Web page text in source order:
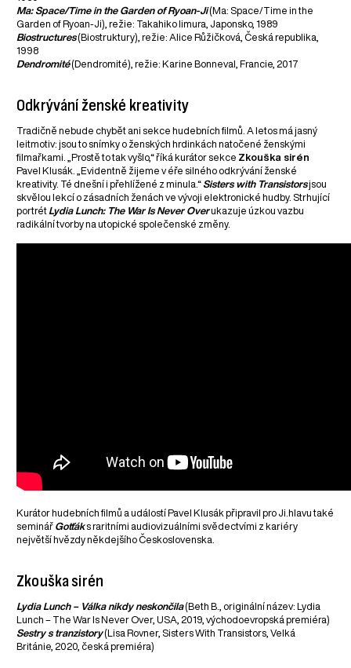
Ma: Space/Time in the Garden of Ryoan-Ji(Ma: Space/Time in the
Garden of Ryoan-Ji), režie: Takahiko Iimura, Japonsko, 1989
Biostructures(Biostruktury), režie: Alice Růžičková, Česká republika,
1998
Dendromité(Dendromité), režie: Karine Bonneval, Francie, 2017
Odkrývání ženské kreativity
Tradičně nebude chybět ani sekce hudebních filmů. A letos má jasný
leitmotiv: jsou to snímky o ženských hrdinkách natočené ženskými
filmařkami. „Prostě to tak vyšlo,“ říká kurátor sekce Zkouška sirén
Pavel Klusák. „Evidentně žijeme v éře silného odkrývání ženské
kreativity. Té dnešní i přehlížené z minula.“ Sisters with Transistorsjsou
skvělou lekcí o zásadních ženách ve vývoji elektronické hudby. Strhující
portrét Lydia Lunch: The War Is Never Overukazuje úzkou vazbu
radikální tvorby na utopické společenské změny.
Kurátor hudebních filmů a událostí Pavel Klusák připravil pro Ji.hlavu také
seminář Gotťáks raritními audiovizuálními svědectvími z kariéry
největší hvězdy někdejšího Československa.
Zkouška sirén
Lydia Lunch – Válka nikdy neskončila(Beth B., originální název: Lydia
Lunch – The War Is Never Over, USA, 2019, východoevropská premiéra)
Sestry s tranzistory(Lisa Rovner, Sisters With Transistors, Velká
Británie, 2020, česká premiéra)